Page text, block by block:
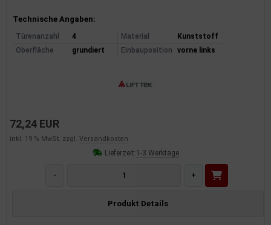
Produktinformationen
Technische Angaben:
Türenanzahl 4 Material
Kunststoff
Oberfläche
grundiert Einbauposition vorne links
72,24 EUR
inkl. 19 % MwSt. zzgl. Versandkosten
Lieferzeit:1-3 Werktage
- +
Produkt Details